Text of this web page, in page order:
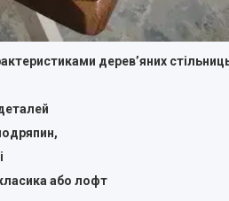
деревʼяних
або лофт